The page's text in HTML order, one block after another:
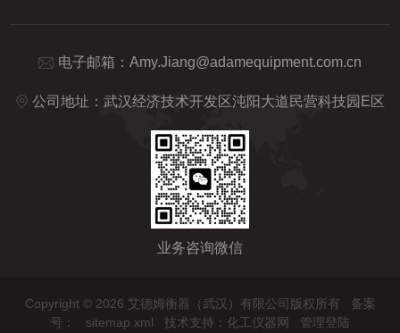
电子邮箱： Amy.Jiang@adamequipment.com.cn
公司地址：武汉经济技术开发区沌阳大道民营科技园E区
业务咨询微信
Copyright © 2026 艾德姆衡器（武汉）有限公司版权所有 备案
号：
sitemap.xml 技术支持： 化工仪器网 管理登陆